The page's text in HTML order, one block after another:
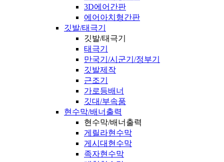
3D에어간판
에어아치형간판
깃발/태극기
깃발/태극기
태극기
만국기/시군기/정부기
깃발제작
근조기
가로등배너
깃대/부속품
현수막/배너출력
현수막/배너출력
게릴라현수막
게시대현수막
족자현수막